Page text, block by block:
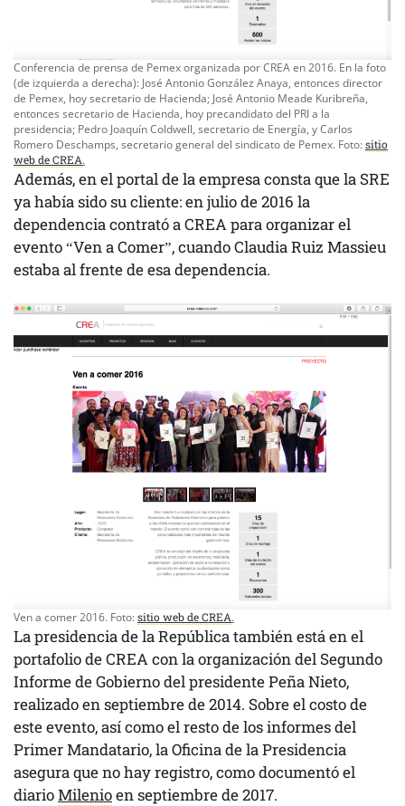
Conferencia de prensa de Pemex organizada por CREA en 2016. En la foto
(de izquierda a derecha): José Antonio González Anaya, entonces director
de Pemex, hoy secretario de Hacienda; José Antonio Meade Kuribreña,
entonces secretario de Hacienda, hoy precandidato del PRI a la
presidencia; Pedro Joaquín Coldwell, secretario de Energía, y Carlos
Romero Deschamps, secretario general del sindicato de Pemex. Foto:sitio
web de CREA.
Además, en el portal de la empresa consta que la SRE
ya había sido su cliente: en julio de 2016 la
dependencia contrató a CREA para organizar el
evento “Ven a Comer”, cuando Claudia Ruiz Massieu
estaba al frente de esa dependencia.
Ven a comer 2016. Foto:sitio web de CREA.
La presidencia de la República también está en el
portafolio de CREA con la organización del Segundo
Informe de Gobierno del presidente Peña Nieto,
realizado en septiembre de 2014. Sobre el costo de
este evento, así como el resto de los informes del
Primer Mandatario, la Oficina de la Presidencia
asegura que no hay registro, como documentó el
diarioMilenioen septiembre de 2017.